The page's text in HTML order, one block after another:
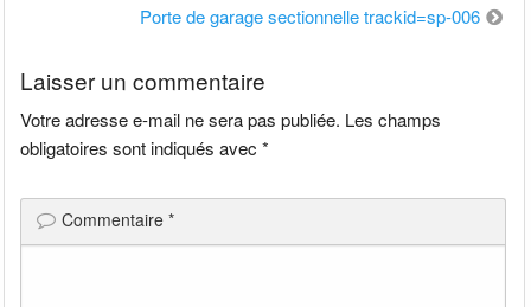
Porte de garage sectionnelle trackid=sp-006
Laisser un commentaire
Votre adresse e-mail ne sera pas publiée. Les champs
obligatoires sont indiqués avec*
Commentaire*